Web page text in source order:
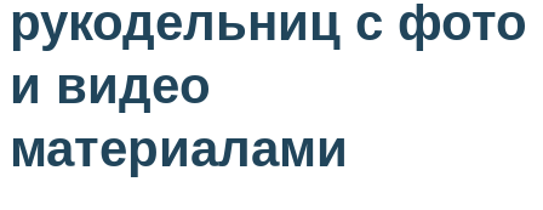
рукодельниц с фото
и видео
материалами